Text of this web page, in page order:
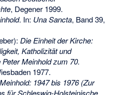
, Degener 1999.
. In: Una Sancta, Band 39,
Die Einheit der Kirche:
Katholizität und
Meinhold zum 70.
1977.
1947 bis 1976 (Zur